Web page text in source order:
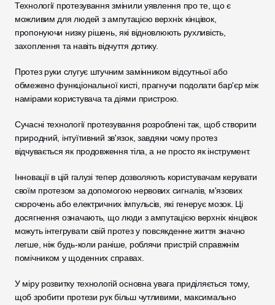
Технології протезування змінили уявлення про те, що є
можливим для людей з ампутацією верхніх кінцівок,
пропонуючи низку рішень, які відновлюють рухливість,
захоплення та навіть відчуття дотику.
Протез руки слугує штучним замінником відсутньої або
обмежено функціональної кисті, прагнучи подолати бар'єр між
намірами користувача та діями пристрою.
Сучасні технології протезування розроблені так, щоб створити
природний, інтуїтивний зв'язок, завдяки чому протез
відчувається як продовження тіла, а не просто як інструмент.
Інновації в цій галузі тепер дозволяють користувачам керувати
своїм протезом за допомогою нервових сигналів, м'язових
скорочень або електричних імпульсів, які генерує мозок. Ці
досягнення означають, що люди з ампутацією верхніх кінцівок
можуть інтегрувати свій протез у повсякденне життя значно
легше, ніж будь-коли раніше, роблячи пристрій справжнім
помічником у щоденних справах.
У міру розвитку технологій основна увага приділяється тому,
щоб зробити протези рук більш чутливими, максимально